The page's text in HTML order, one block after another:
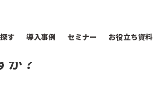
す 導入事例 セミナー お役立ち資料
か？